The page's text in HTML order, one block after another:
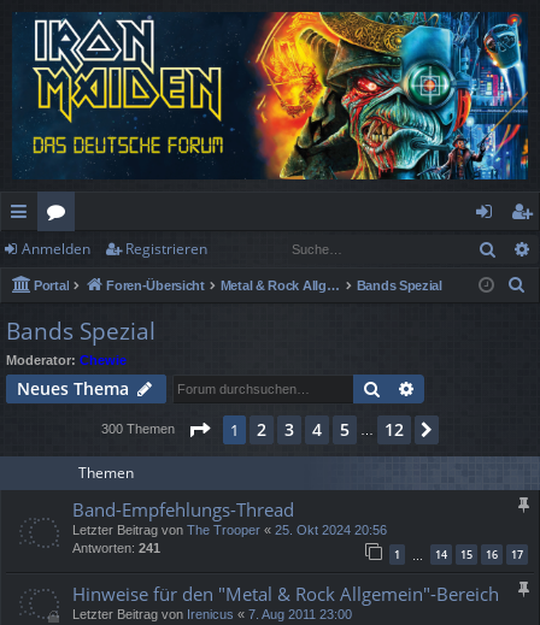
ch
ne
llz
ug
rif
or
en
n
m
eg
ist
Anmelden Registrieren
Portal Foren-Übersicht Metal & Rock Allgemein Bands Spezial
Bands Spezial
Moderator: Chewie
Neues Thema Suche
300 Themen Seite 1 von 12
1 2 3 4 5 … 12
Themen
Band-Empfehlungs-Thread
Letzter Beitrag von The Trooper « 25. Okt 2024 20:56
Antworten: 241 1 14 15 16 17
Hinweise für den "Metal & Rock Allgemein"-Bereich
Letzter Beitrag von Irenicus « 7. Aug 2011 23:00